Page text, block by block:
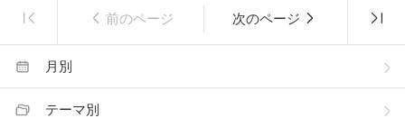
前のページ 次のページ
月別
テーマ別